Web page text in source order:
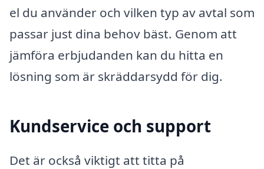
el du använder och vilken typ av avtal som
passar just dina behov bäst. Genom att
jämföra erbjudanden kan du hitta en
lösning som är skräddarsydd för dig.
Kundservice och support
Det är också viktigt att titta på